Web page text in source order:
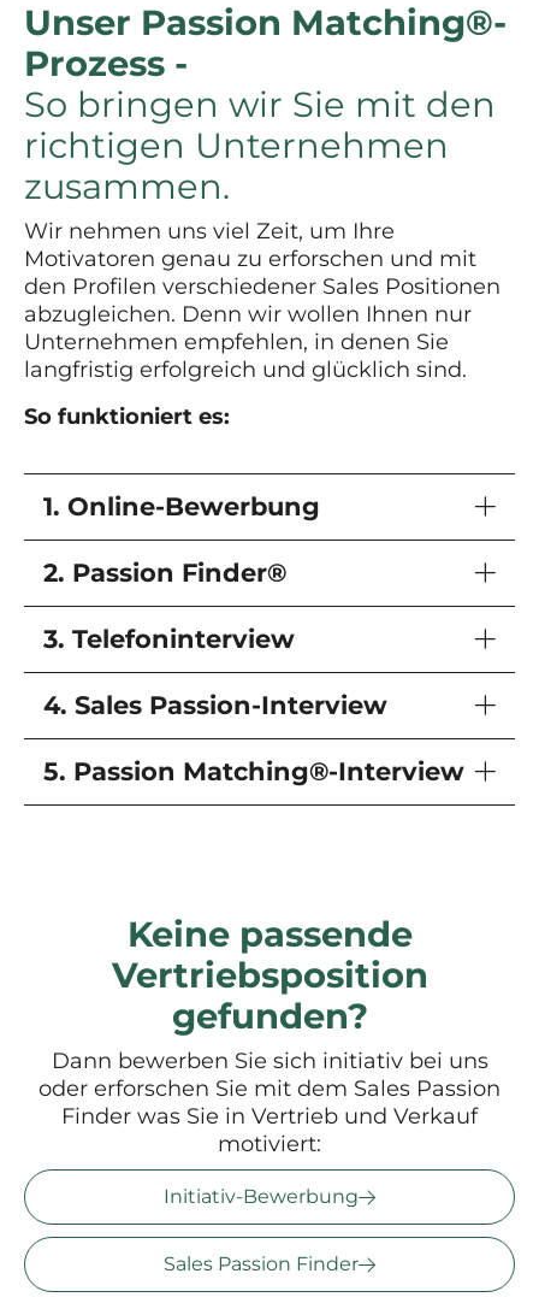
Unser Passion Matching®-
Prozess -
So bringen wir Sie mit den
richtigen Unternehmen
zusammen.
Wir nehmen uns viel Zeit, um Ihre
Motivatoren genau zu erforschen und mit
den Profilen verschiedener Sales Positionen
abzugleichen. Denn wir wollen Ihnen nur
Unternehmen empfehlen, in denen Sie
langfristig erfolgreich und glücklich sind.
So funktioniert es:
1. Online-Bewerbung
2. Passion Finder®
3. Telefoninterview
4. Sales Passion-Interview
5. Passion Matching®-Interview
Keine passende
Vertriebsposition
gefunden?
Dann bewerben Sie sich initiativ bei uns
oder erforschen Sie mit dem Sales Passion
Finder was Sie in Vertrieb und Verkauf
motiviert:
Initiativ-Bewerbung
Sales Passion Finder